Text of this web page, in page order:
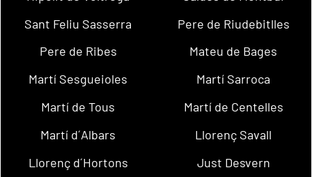
Sant Feliu Sasserra
Pere de Riudebitlles
Pere de Ribes
Mateu de Bages
Martí Sesgueioles
Martí Sarroca
Martí de Tous
Martí de Centelles
Martí d´Albars
Llorenç Savall
Llorenç d´Hortons
Just Desvern